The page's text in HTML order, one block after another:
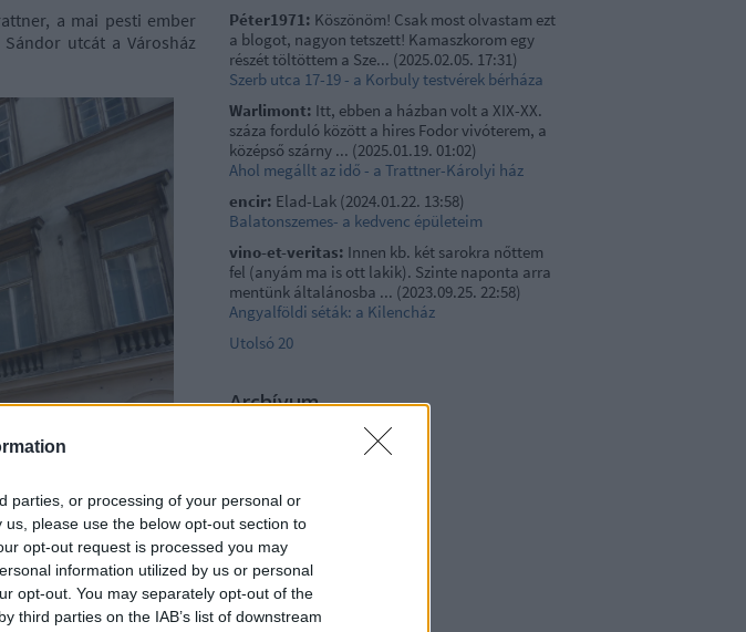
parties, or processing of your personal or
please use the below opt-out section to
opt-out request is processed you may
information utilized by us or personal
opt-out. You may separately opt-out of the
third parties on the IAB’s list of downstream
a mai pesti ember
utcát a Városház
Péter1971: Köszönöm! Csak most olvastam ezt
a blogot, nagyon tetszett! Kamaszkorom egy
részét töltöttem a Sze... (2025.02.05. 17:31)
Szerb utca 17-19 - a Korbuly testvérek bérháza
Warlimont: Itt, ebben a házban volt a XIX-XX.
száza forduló között a hires Fodor vivóterem, a
középső szárny ... (2025.01.19. 01:02)
Ahol megállt az idő - a Trattner-Károlyi ház
encir: Elad-Lak (2024.01.22. 13:58)
Balatonszemes- a kedvenc épületeim
vino-et-veritas: Innen kb. két sarokra nőttem
fel (anyám ma is ott lakik). Szinte naponta arra
mentünk általánosba ... (2023.09.25. 22:58)
Angyalföldi séták: a Kilencház
Utolsó 20
Archívum
2021 február
2020 május
2020 április
2020 február
2019 november
2019 május (
2017 december